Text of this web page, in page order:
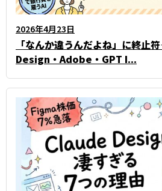
2026年4月23日
「なんか違うんだよね」に終
Design・Adobe・GPT I...